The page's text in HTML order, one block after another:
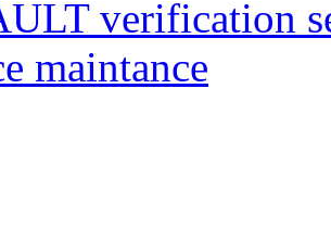
verification
maintance